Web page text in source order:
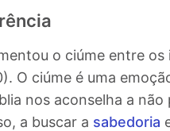
o ciúme entre
O ciúme é uma
nos aconselha a
a buscar a sabedoria